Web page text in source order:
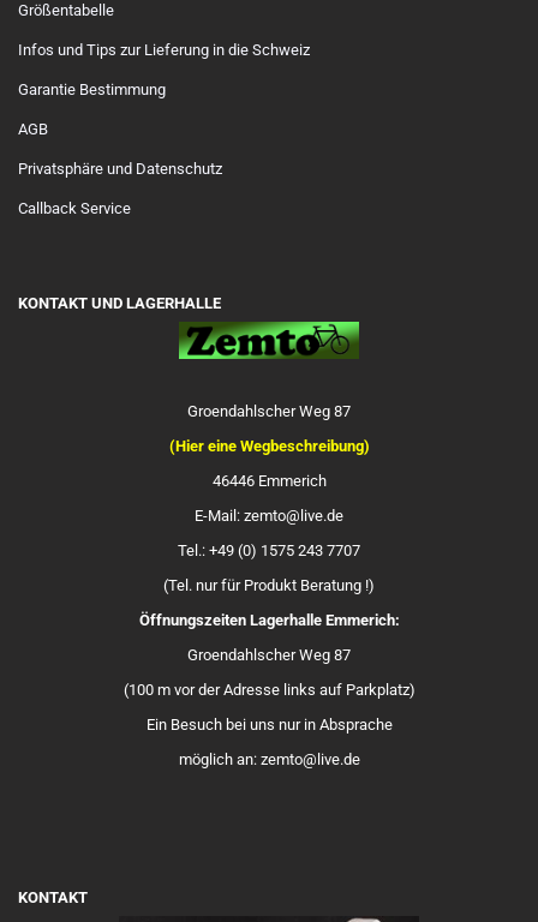
Größentabelle
Infos und Tips zur Lieferung in die Schweiz
Garantie Bestimmung
AGB
Privatsphäre und Datenschutz
Callback Service
KONTAKT UND LAGERHALLE
Groendahlscher Weg 87
(Hier eine Wegbeschreibung)
46446 Emmerich
E-Mail: zemto@live.de
Tel.: +49 (0) 1575 243 7707
(Tel. nur für Produkt Beratung !)
Öffnungszeiten Lagerhalle Emmerich:
Groendahlscher Weg 87
(100 m vor der Adresse links auf Parkplatz)
Ein Besuch bei uns nur in Absprache
möglich an: zemto@live.de
KONTAKT